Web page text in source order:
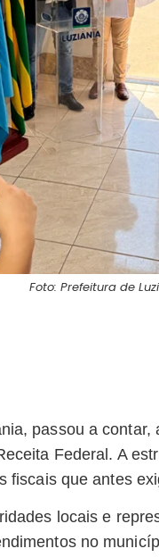
Foto: Prefeitura de
passou a
Federal. A
fiscais que antes
locais e
no